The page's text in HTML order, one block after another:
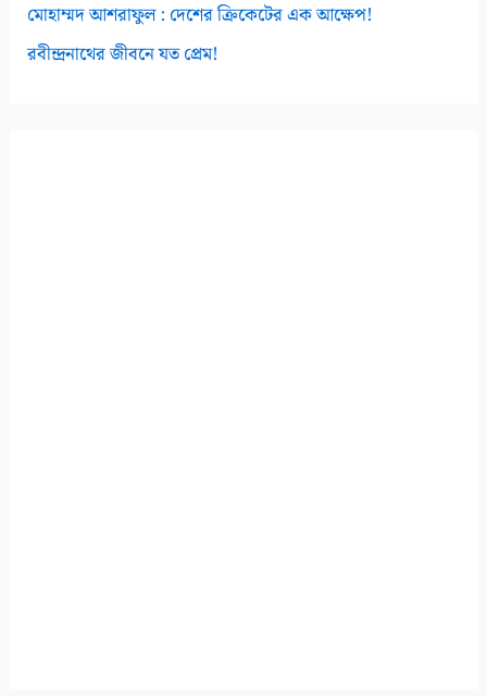
মোহাম্মদ আশরাফুল : দেশের ক্রিকেটের এক আক্ষেপ!
রবীন্দ্রনাথের জীবনে যত প্রেম!